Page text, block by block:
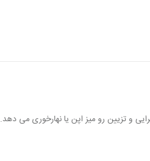
و تزیین رو میز اپن یا نهارخوری می دهد.